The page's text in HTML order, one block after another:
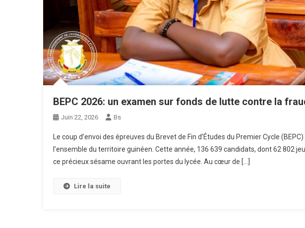
BEPC 2026: un examen sur fonds de lutte contre la
Juin 22, 2026 Bs
Le coup d’envoi des épreuves du Brevet de Fin d’Études du Premier Cycle
l’ensemble du territoire guinéen. Cette année, 136 639 candidats, dont 62 802
ce précieux sésame ouvrant les portes du lycée. Au cœur de […]
Lire la suite